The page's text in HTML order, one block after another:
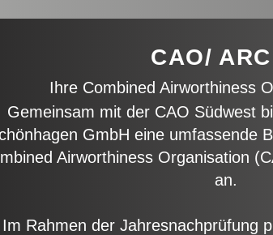
CAO/ ARC
Ihre Combined Airworthiness
Gemeinsam mit der CAO Südwest
GmbH eine umfassende
Airworthiness Organisation
an.
Im Rahmen der Jahresnachprüfung